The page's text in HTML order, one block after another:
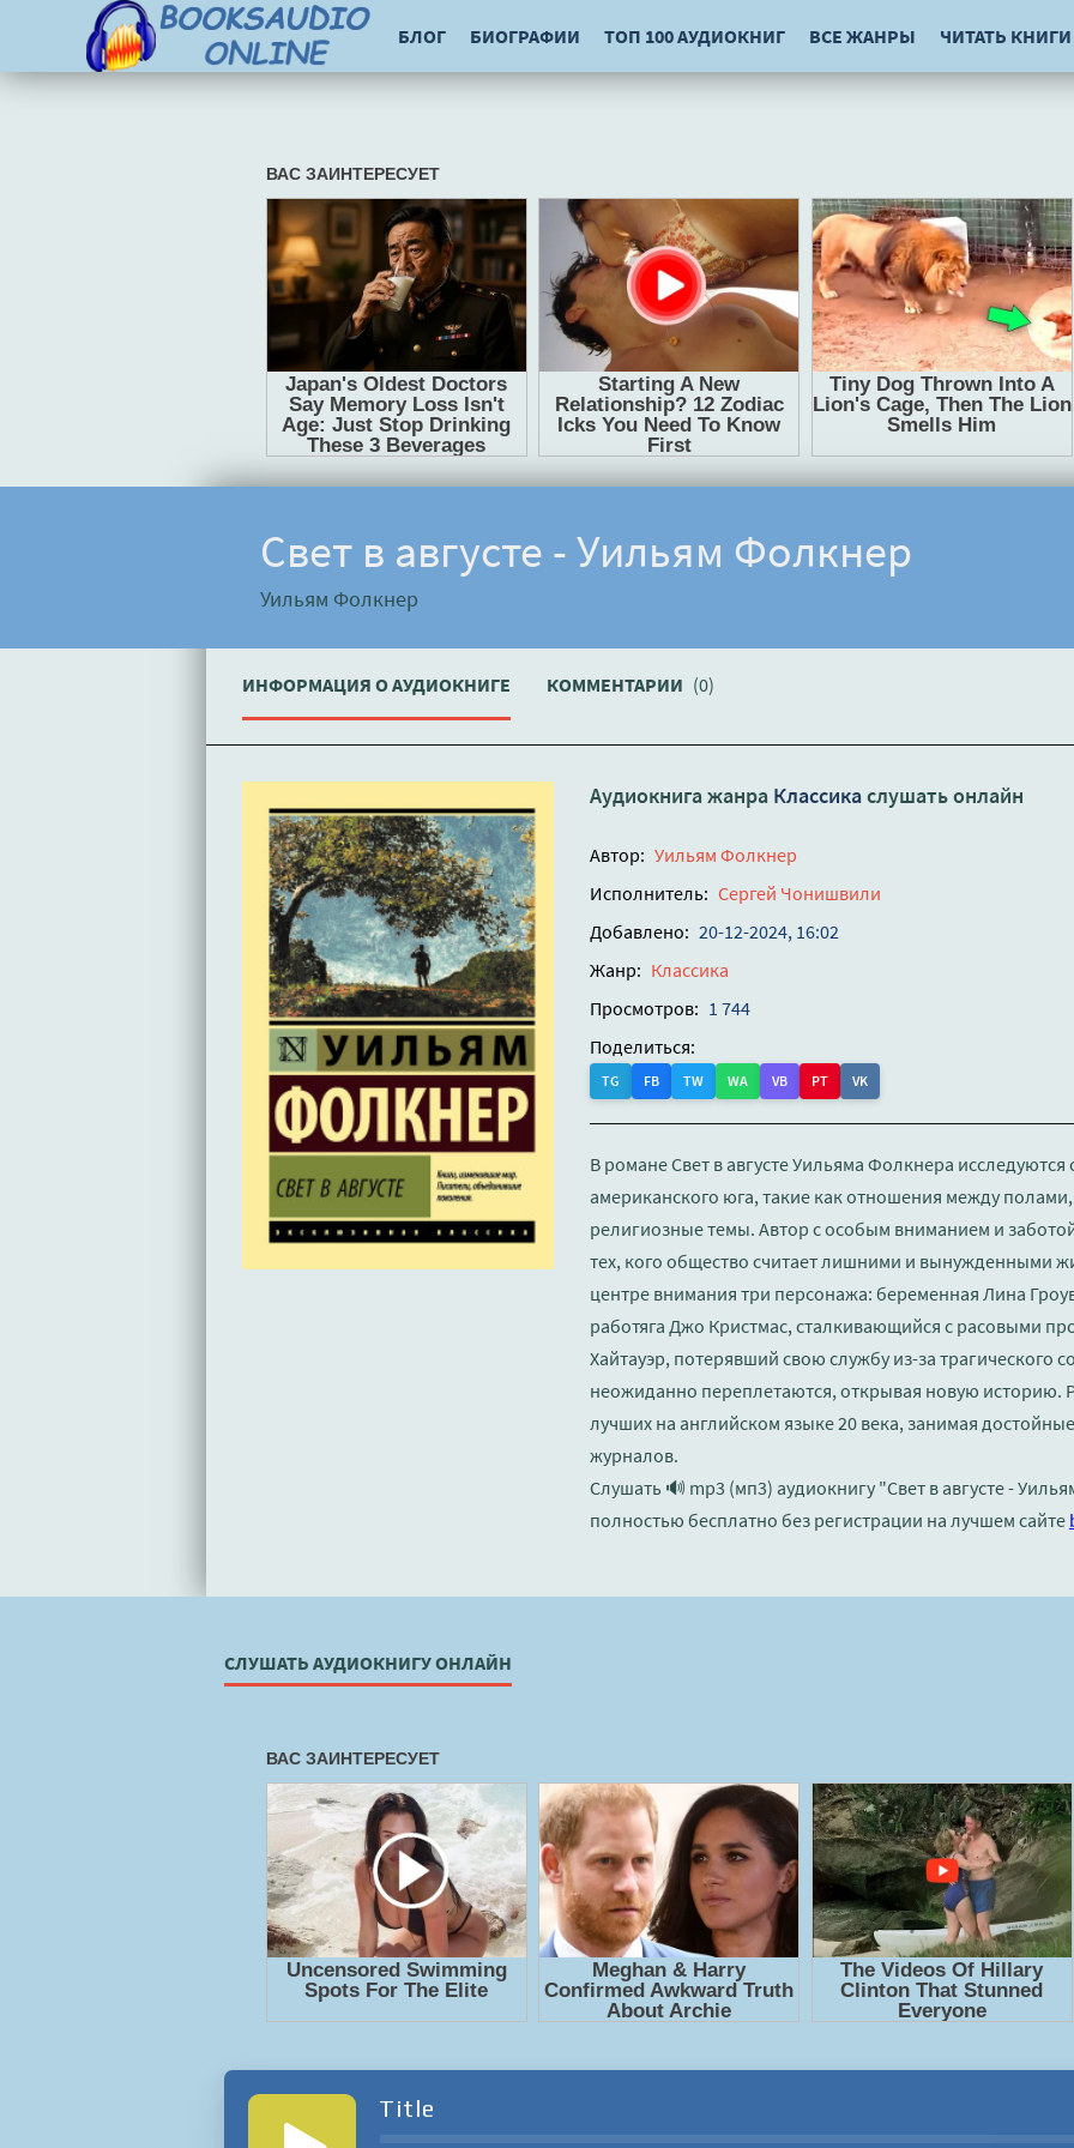
БЛОГ БИОГРАФИИ ТОП 100 АУДИОКНИГ ВСЕ ЖАНРЫ ЧИТАТЬ КНИГИ
Свет в августе - Уильям Фолкнер
Уильям Фолкнер
ИНФОРМАЦИЯ О АУДИОКНИГЕ КОММЕНТАРИИ (0)
Аудиокнига жанра Классикаслушать онлайн
Автор: Уильям Фолкнер
Исполнитель: Сергей Чонишвили
Добавлено: 20-12-2024, 16:02
Жанр: Классика
Просмотров: 1 744
Поделиться:
TG FB TW WA VB PT VK
В романе Свет в августе Уильяма Фолкнера
американского юга, такие как отношения между
религиозные темы. Автор с особым вниманием и
тех, кого общество считает лишними и вынужденными
центре внимания три персонажа: беременная Лина
работяга Джо Кристмас, сталкивающийся с расовыми
Хайтауэр, потерявший свою службу из-за трагического
неожиданно переплетаются, открывая новую историю.
лучших на английском языке 20 века, занимая
журналов.
Слушать 🔊 mp3 (мп3) аудиокнигу "Свет в августе -
полностью бесплатно без регистрации на лучшем сайте
СЛУШАТЬ АУДИОКНИГУ ОНЛАЙН
Title